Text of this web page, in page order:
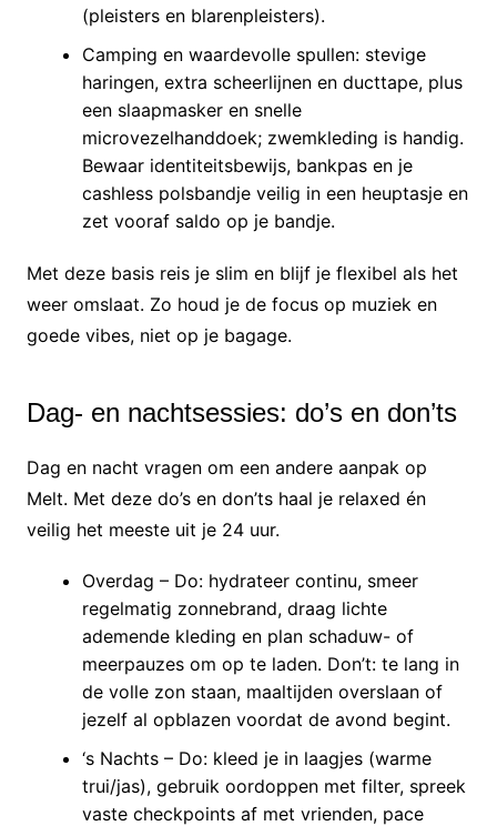
(pleisters en blarenpleisters).
Camping en waardevolle spullen: stevige
haringen, extra scheerlijnen en ducttape, plus
een slaapmasker en snelle
microvezelhanddoek; zwemkleding is handig.
Bewaar identiteitsbewijs, bankpas en je
cashless polsbandje veilig in een heuptasje en
zet vooraf saldo op je bandje.
Met deze basis reis je slim en blijf je flexibel als het
weer omslaat. Zo houd je de focus op muziek en
goede vibes, niet op je bagage.
Dag- en nachtsessies: do’s en don’ts
Dag en nacht vragen om een andere aanpak op
Melt. Met deze do’s en don’ts haal je relaxed én
veilig het meeste uit je 24 uur.
Overdag – Do: hydrateer continu, smeer
regelmatig zonnebrand, draag lichte
ademende kleding en plan schaduw- of
meerpauzes om op te laden. Don’t: te lang in
de volle zon staan, maaltijden overslaan of
jezelf al opblazen voordat de avond begint.
‘s Nachts – Do: kleed je in laagjes (warme
trui/jas), gebruik oordoppen met filter, spreek
vaste checkpoints af met vrienden, pace